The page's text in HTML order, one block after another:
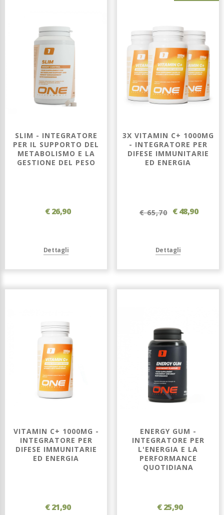
SLIM - INTEGRATORE
PER IL SUPPORTO DEL
METABOLISMO E LA
GESTIONE DEL PESO
€ 26,90
Dettagli
3X VITAMIN C+ 1000MG
- INTEGRATORE PER
DIFESE IMMUNITARIE
ED ENERGIA
€ 65,70 € 48,90
Dettagli
VITAMIN C+ 1000MG -
INTEGRATORE PER
DIFESE IMMUNITARIE
ED ENERGIA
€ 21,90
ENERGY GUM -
INTEGRATORE PER
L'ENERGIA E LA
PERFORMANCE
QUOTIDIANA
€ 25,90